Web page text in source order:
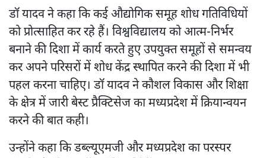
डॉ यादव ने कहा कि कई औद्योगिक समूह शोध गतिविधियों
को प्रोत्साहित कर रहे हैं। विश्वविद्यालय को आत्म-निर्भर
बनाने की दिशा में कार्य करते हुए उपयुक्त समूहों से समन्वय
कर अपने परिसरों में शोध केंद्र स्थापित करने की दिशा में भी
पहल करना चाहिए। डॉ यादव ने कौशल विकास और शिक्षा
के क्षेत्र में जारी बेस्ट प्रैक्टिसेज का मध्यप्रदेश में क्रियान्वयन
करने की बात कही।
उन्होंने कहा कि डब्ल्यूएमजी और मध्यप्रदेश का परस्पर